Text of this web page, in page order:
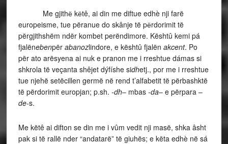
Me gjithё kёtê, ai din me diftue edhè nji farë
europeisme, tue përanue do skânje të pёrdorimit të
përgjithshëm ndër kombet perëndimore. Kështû kemi pá
fjalënebenpër abanozlindore, e kështû fjalën akcent. Po
për ato arësyena ai nuk e pranon me i rreshtue dámas si
shkrola të veçanta shêjet dýfíshe sidhetj., por me i rreshtue
tue njehë setëcillen germë në rend t’alfabetit të përbashktë
të përdorimit europjan; p.sh. -dh– mbas -da– e përpara –
de-s.
Me këtê ai difton se din me i vûm vedit nji masë, shka âsht
pak si të rallë nder “andatarë” të giuhës; e këta edhè në sá